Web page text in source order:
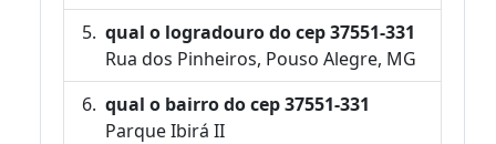
qual o logradouro do cep 37551-331
Rua dos Pinheiros, Pouso Alegre, MG
qual o bairro do cep 37551-331
Parque Ibirá II